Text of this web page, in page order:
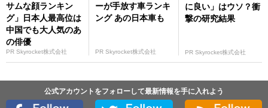
サムな顔ランキン
グ」日本人最高位は
中国でも大人気のあ
の俳優
PR Skyrocket株式会社
ーが手放す車ランキ
ング あの日本車も
PR Skyrocket株式会社
に良い」はウソ？衝
撃の研究結果
PR Skyrocket株式会社
公式アカウントをフォローして最新情報を手に入れよう